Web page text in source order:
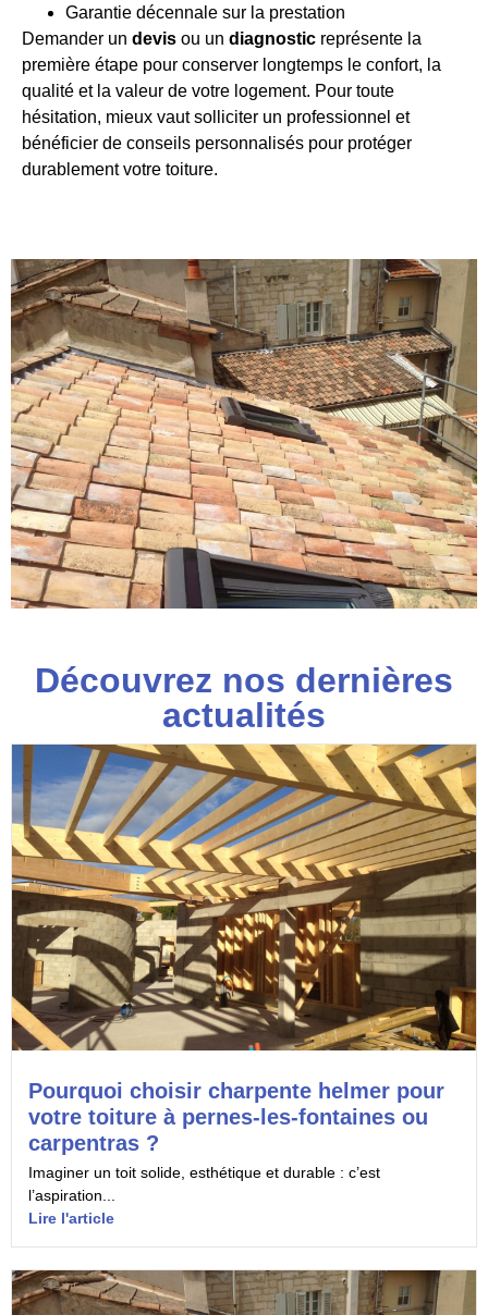
Garantie décennale sur la prestation
Demander un devis ou un diagnostic représente la
première étape pour conserver longtemps le confort, la
qualité et la valeur de votre logement. Pour toute
hésitation, mieux vaut solliciter un professionnel et
bénéficier de conseils personnalisés pour protéger
durablement votre toiture.
Découvrez nos dernières
actualités
Pourquoi choisir charpente helmer pour
votre toiture à pernes-les-fontaines ou
carpentras ?
Imaginer un toit solide, esthétique et durable : c’est
l’aspiration...
Lire l'article